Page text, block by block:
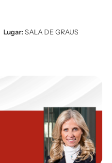
Lugar: SALA DE GRAUS